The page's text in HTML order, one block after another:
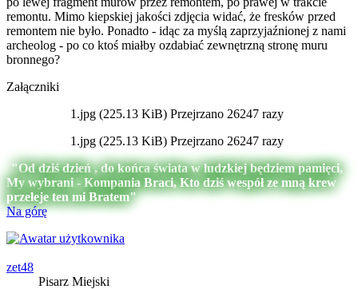
remontu. Mimo kiepskiej jakości zdjęcia widać, że fresków przed
remontem nie było. Ponadto - idąc za myślą zaprzyjaźnionej z nami
archeolog - po co ktoś miałby ozdabiać zewnętrzną stronę muru
bronnego?
Załączniki
1.jpg (225.13 KiB) Przejrzano 26247 razy
1.jpg (225.13 KiB) Przejrzano 26247 razy
"Od dziś dzień , do końca świata w ludzkiej będziem pamięci,
My wybrani - Kompania Braci, Kto dziś wespół ze mną krew
przeleje ten mi Bratem"
Na górę
zet48
Pisarz Miejski